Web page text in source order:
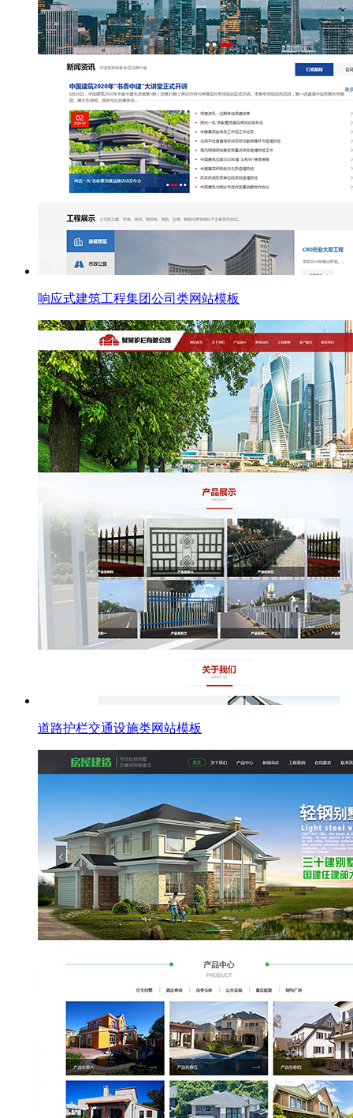
响应式建筑工程集团公司类网站模板
道路护栏交通设施类网站模板